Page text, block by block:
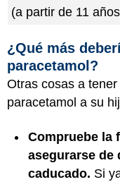
(a partir de 11
¿Qué más
paracetamol?
Otras cosas a
paracetamol a su
Compruebe la
asegurarse de
caducado. Si